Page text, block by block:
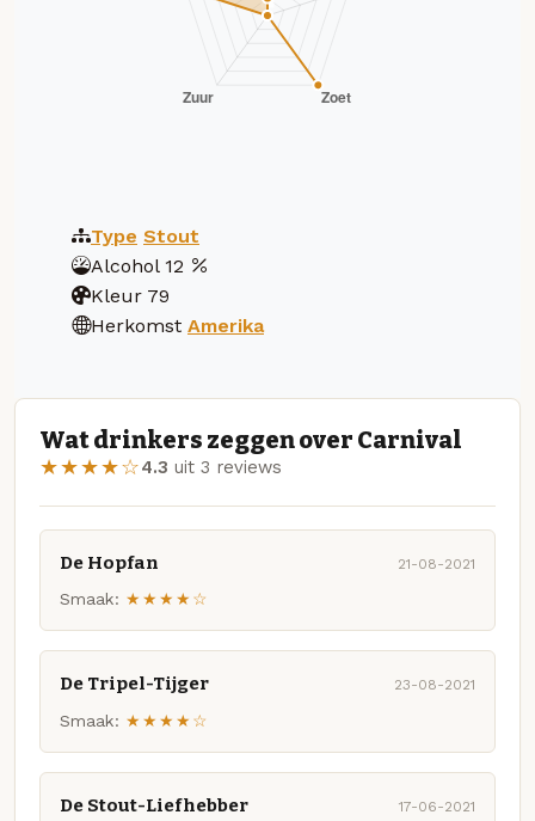
Type Stout
Alcohol 12
Kleur 79
Herkomst Amerika
Wat drinkers zeggen over Carnival
★★★★☆4.3 uit 3 reviews
De Hopfan 21-08-2021
Smaak: ★★★★☆
De Tripel-Tijger 23-08-2021
Smaak: ★★★★☆
De Stout-Liefhebber 17-06-2021